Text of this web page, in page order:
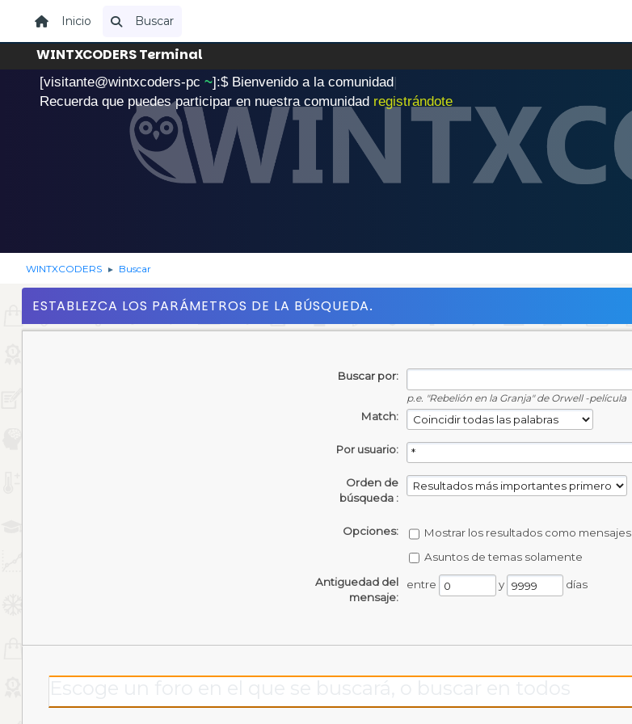
Inicio Buscar
WINTXCODERS Terminal
[visitante@wintxcoders-pc ~]:$ .Bienvenido a la comunidad|
Recuerda que puedes participar en nuestra comunidad registrándote
WINTXCODERS ► Buscar
ESTABLEZCA LOS PARÁMETROS DE LA BÚSQUEDA.
Buscar por:
p.e. "Rebelión en la Granja" de Orwell -película
Match:
Por usuario:
Orden de
búsqueda :
Opciones:
Mostrar los resultados como mensajes
Asuntos de temas solamente
Antiguedad del
mensaje:
entre y días